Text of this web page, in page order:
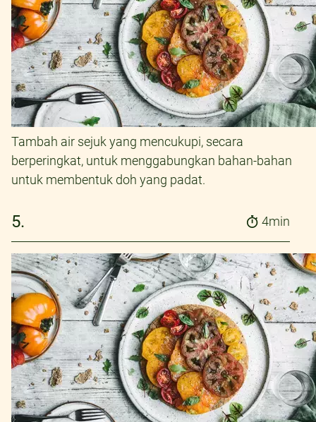
Tambah air sejuk yang mencukupi, secara
berperingkat, untuk menggabungkan bahan-bahan
untuk membentuk doh yang padat.
5. 4min